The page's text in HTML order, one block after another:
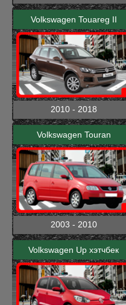
Volkswagen Touareg II
2010 - 2018
Volkswagen Touran
2003 - 2010
Volkswagen Up хэтчбек